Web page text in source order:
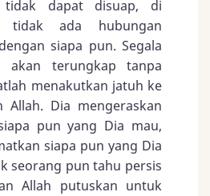
dapat disuap, di
tidak ada hubungan
siapa pun. Segala
akan terungkap tanpa
menakutkan jatuh ke
Allah. Dia mengeraskan
pun yang Dia mau,
siapa pun yang Dia
seorang pun tahu persis
Allah putuskan untuk